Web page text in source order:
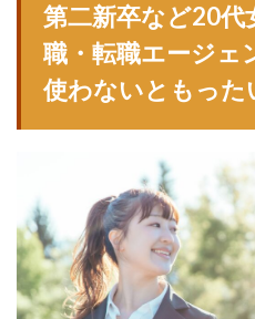
第二新卒など20代
職・転職エージェ
使わないともった